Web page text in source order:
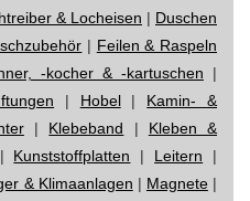
& Locheisen | Duschen
| Feilen & Raspeln
-kocher & -kartuschen |
| Hobel| Kamin- &
| Klebeband | Kleben &
Kunststoffplatten | Leitern |
& Klimaanlagen | Magnete|